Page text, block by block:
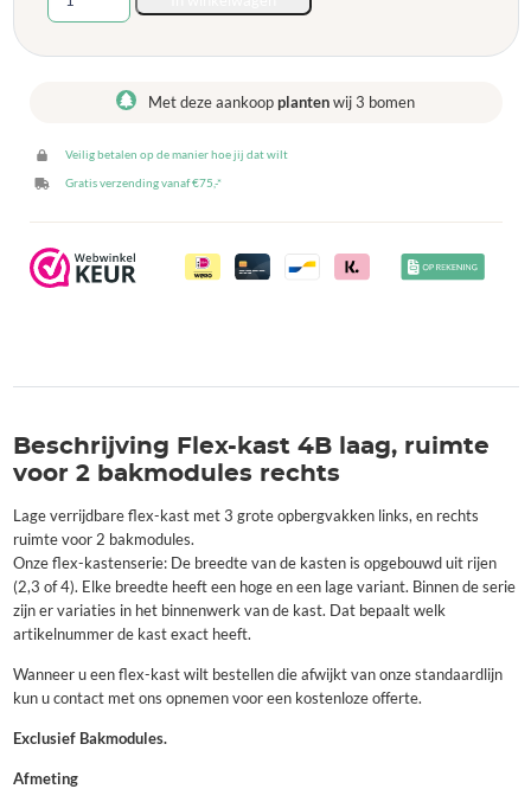
kast
laag,
bakmodules
rechts
Met deze aankoop plantenwij 3 bomen
Veilig betalen op de manier hoe jij dat wilt
Gratis verzending vanaf €75,-*
Beschrijving Flex-kast 4B laag, ruimte
voor 2 bakmodules rechts
Lage verrijdbare flex-kast met 3 grote opbergvakken links, en rechts
ruimte voor 2 bakmodules.
Onze flex-kastenserie: De breedte van de kasten is opgebouwd uit rijen
(2,3 of 4). Elke breedte heeft een hoge en een lage variant. Binnen de serie
zijn er variaties in het binnenwerk van de kast. Dat bepaalt welk
artikelnummer de kast exact heeft.
Wanneer u een flex-kast wilt bestellen die afwijkt van onze standaardlijn
kun u contact met ons opnemen voor een kostenloze offerte.
Exclusief Bakmodules.
Afmeting